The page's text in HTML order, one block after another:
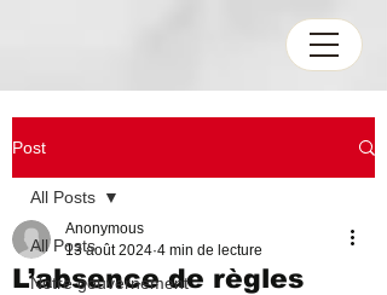
Post
All Posts
Notre gouvernement
All Posts
L’absence de règles
Anonymous
13 août 2024 4 min de lecture